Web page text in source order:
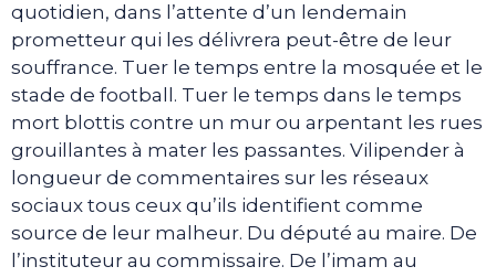
quotidien, dans l’attente d’un lendemain
prometteur qui les délivrera peut-être de leur
souffrance. Tuer le temps entre la mosquée et le
stade de football. Tuer le temps dans le temps
mort blottis contre un mur ou arpentant les rues
grouillantes à mater les passantes. Vilipender à
longueur de commentaires sur les réseaux
sociaux tous ceux qu’ils identifient comme
source de leur malheur. Du député au maire. De
l’instituteur au commissaire. De l’imam au